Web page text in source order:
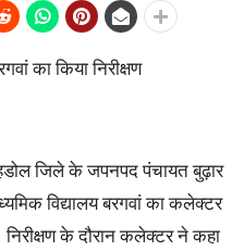
का किया निरीक्षण
जिले के जपनपद पंचायत बुढ़ार
विद्यालय बरगवां का कलेक्टर
निरीक्षण के दौरान कलेक्टर ने कहा